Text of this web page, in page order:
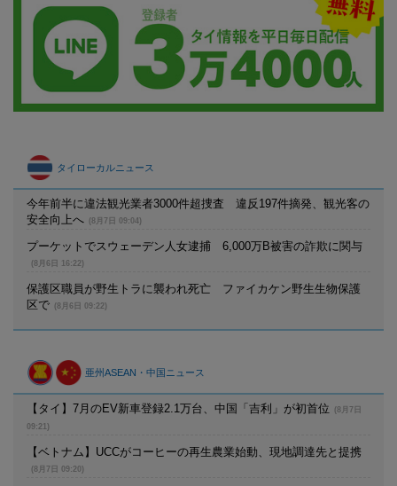
タイローカルニュース
今年前半に違法観光業者3000件超捜査 違反197件摘発、観光客の
安全向上へ
(8月7日 09:04)
プーケットでスウェーデン人女逮捕 6,000万B被害の詐欺に関与
(8月6日 16:22)
保護区職員が野生トラに襲われ死亡 ファイカケン野生生物保護
区で
(8月6日 09:22)
亜州ASEAN・中国ニュース
【タイ】7月のEV新車登録2.1万台、中国「吉利」が初首位
(8月7日
09:21)
【ベトナム】UCCがコーヒーの再生農業始動、現地調達先と提携
(8月7日 09:20)